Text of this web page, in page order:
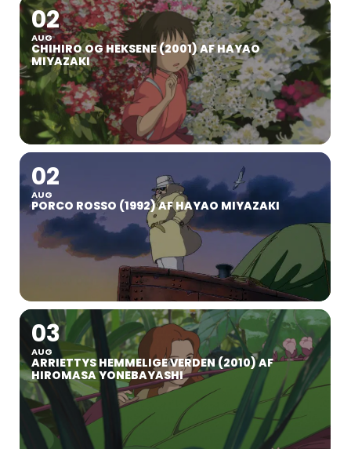
02
AUG
CHIHIRO OG HEKSENE (2001) AF HAYAO
MIYAZAKI
02
AUG
PORCO ROSSO (1992) AF HAYAO MIYAZAKI
03
AUG
ARRIETTYS HEMMELIGE VERDEN (2010) AF
HIROMASA YONEBAYASHI